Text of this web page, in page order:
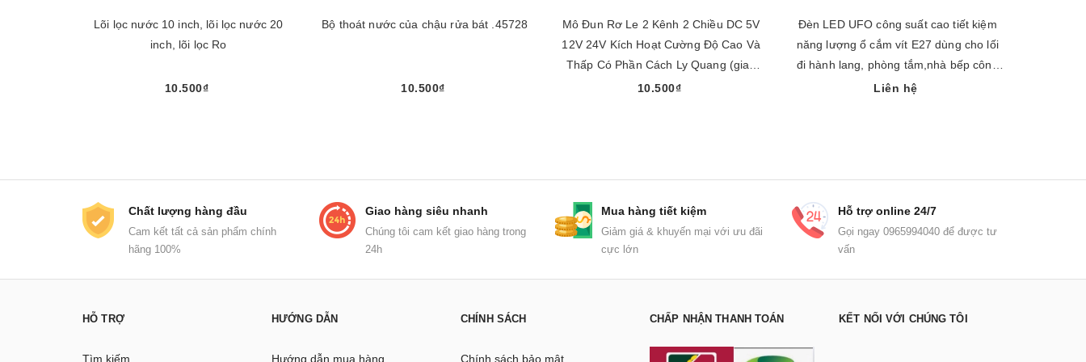
Lõi lọc nước 10 inch, lõi lọc nước 20
inch, lõi lọc Ro
10.500₫
Bộ thoát nước của chậu rửa bát .45728
10.500₫
Mô Đun Rơ Le 2 Kênh 2 Chiều DC 5V
12V 24V Kích Hoạt Cường Độ Cao Và
Thấp Có Phần Cách Ly Quang (giao
hàng ngay )(67168)
10.500₫
Đèn LED UFO công suất cao tiết kiệm
năng lượng ổ cắm vít E27 dùng cho lối
đi hành lang, phòng tắm,nhà bếp công
suất 50 w
Liên hệ
Chất lượng hàng đầu
Cam kết tất cả sản phẩm chính
hãng 100%
Giao hàng siêu nhanh
Chúng tôi cam kết giao hàng trong
24h
Mua hàng tiết kiệm
Giảm giá & khuyến mại với ưu đãi
cực lớn
Hỗ trợ online 24/7
Gọi ngay 0965994040 để được tư
vấn
HỖ TRỢ
Tìm kiếm
HƯỚNG DẪN
Hướng dẫn mua hàng
CHÍNH SÁCH
Chính sách bảo mật
CHẤP NHẬN THANH TOÁN KẾT NỐI VỚI CHÚNG TÔI